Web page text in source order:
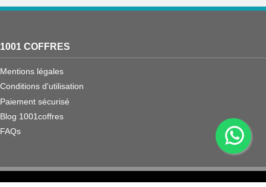
1001 COFFRES
Mentions légales
Conditions d'utilisation
Paiement sécurisé
Blog 1001coffres
FAQs